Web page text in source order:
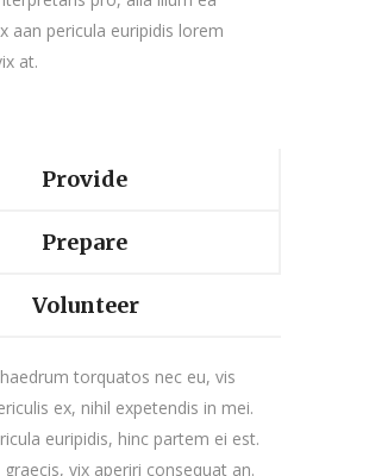
aan pericula euripidis lorem
at.
Provide
Prepare
Volunteer
torquatos nec eu, vis
ex, nihil expetendis in mei.
euripidis, hinc partem ei est.
graecis, vix aperiri consequat an.